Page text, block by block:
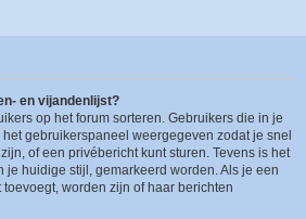
en vijandenlijst?
op het forum sorteren. Gebruikers die in je
gebruikerspaneel weergegeven zodat je snel
of een privébericht kunt sturen. Tevens is het
je huidige stijl, gemarkeerd worden. Als je een
worden zijn of haar berichten